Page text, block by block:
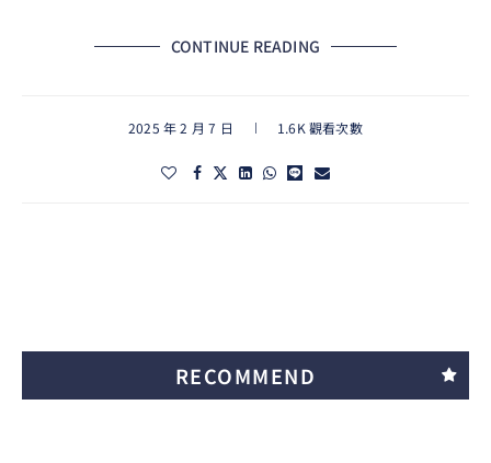
CONTINUE READING
2025 年 2 月 7 日 1.6K 觀看次數
RECOMMEND